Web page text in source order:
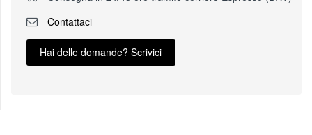
Contattaci
Hai delle domande? Scrivici